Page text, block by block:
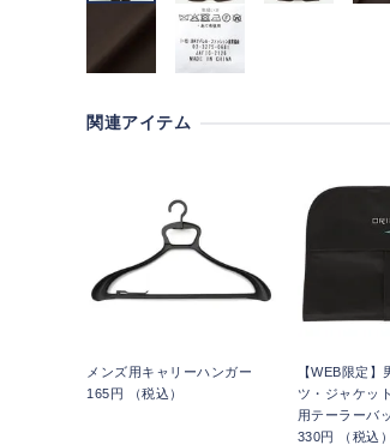
関連アイテム
メンズ用キャリーハンガー
165円 （税込）
【WEB限定
ツ・ジャケッ
用テーラーバ
330円 （税込）